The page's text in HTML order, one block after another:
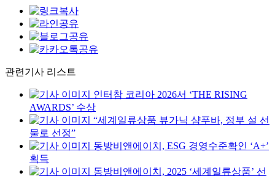
관련기사 리스트
인터참 코리아 2026서 ‘THE RISING
AWARDS’ 수상
“세계일류상품 뷰가닉 샴푸바, 정부 설 선
물로 선정”
동방비앤에이치, ESG 경영수준확인 ‘A+’
획득
동방비앤에이치, 2025 ‘세계일류상품’ 선